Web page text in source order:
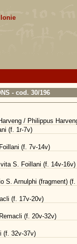
- cod. 30/196
/ Philippus
(f. 1r-7v)
(f. 7v-14v)
S. Foillani (f. 14v-16v)
S. Arnulphi (fragment) (f.
(f. 17v-20v)
(f. 20v-32v)
(f. 32v-37v)